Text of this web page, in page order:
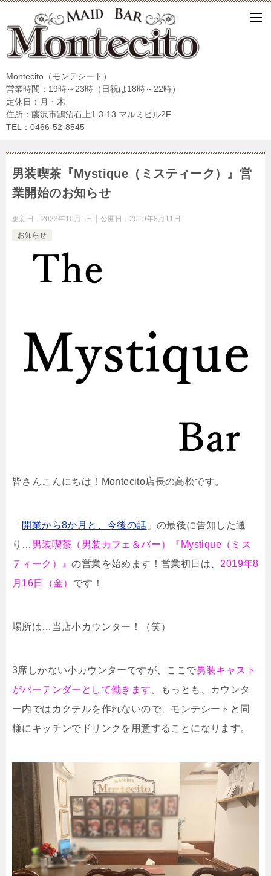
Montecito（モンテシート）
営業時間：19時～23時（日祝は18時～22時）
定休日：月・木
住所：藤沢市鵠沼石上1-3-13 マルミビル2F
TEL：0466-52-8545
男装喫茶『Mystique（ミスティーク）』営
業開始のお知らせ
更新日： 2023年10月1日 公開日： 2019年8月11日
お知らせ
皆さんこんにちは！Montecito店長の高松です。
「 開業から8か月と、今後の話 」の最後に告知した通
り… 男装喫茶（男装カフェ＆バー）『Mystique（ミス
ティーク）』の営業を始めます！営業初日は、 2019年8
月16日（金） です！
場所は…当店小カウンター！（笑）
3席しかない小カウンターですが、ここで男装キャスト
がバーテンダーとして働きます 。もっとも、カウンタ
ー内ではカクテルを作れないので、モンテシートと同
様にキッチンでドリンクを用意することになります。